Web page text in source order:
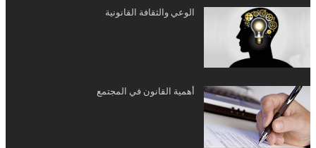
الوعي والثقافة القانونية
أهمية القانون في المجتمع